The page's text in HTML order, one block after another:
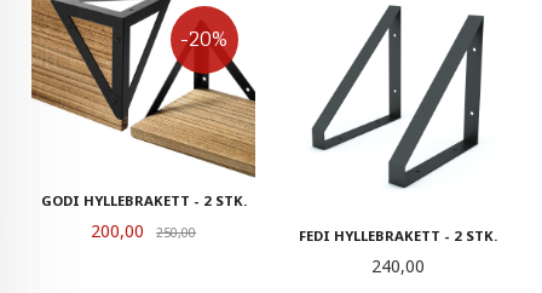
GODI HYLLEBRAKETT - 2 STK.
Tilbud
200,00 250,00Rabatt
-20%
FEDI HYLLEBRAKETT - 2 STK.
Pris
240,00